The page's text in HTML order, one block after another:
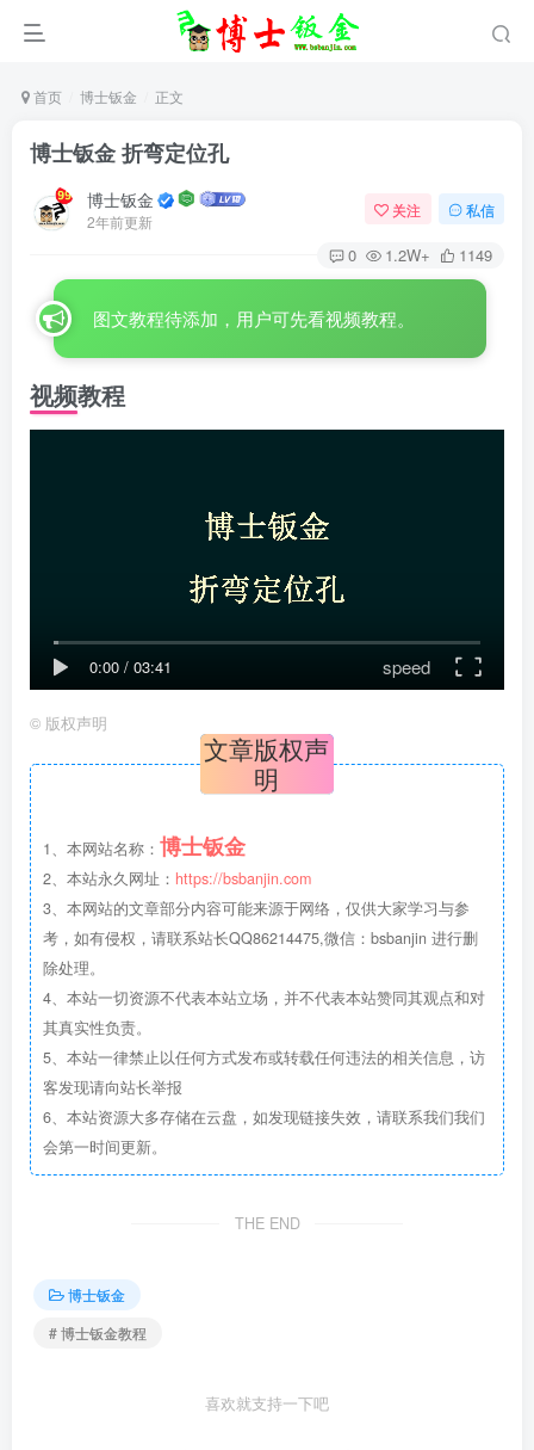
首页 博士钣金 正文
博士钣金 折弯定位孔
博士钣金
2年前更新
关注 私信
0 1.2W+ 1149
图文教程待添加，用户可先看视频教程。
视频教程
0:00 / 03:41 speed
© 版权声明
文章版权声
明
1、本网站名称： 博士钣金
2、本站永久网址： https://bsbanjin.com
3、本网站的文章部分内容可能来源于网络，仅供大家学习与参
考，如有侵权，请联系站长QQ86214475,微信：bsbanjin 进行删
除处理。
4、本站一切资源不代表本站立场，并不代表本站赞同其观点和对
其真实性负责。
5、本站一律禁止以任何方式发布或转载任何违法的相关信息，访
客发现请向站长举报
6、本站资源大多存储在云盘，如发现链接失效，请联系我们我们
会第一时间更新。
THE END
博士钣金
# 博士钣金教程
喜欢就支持一下吧